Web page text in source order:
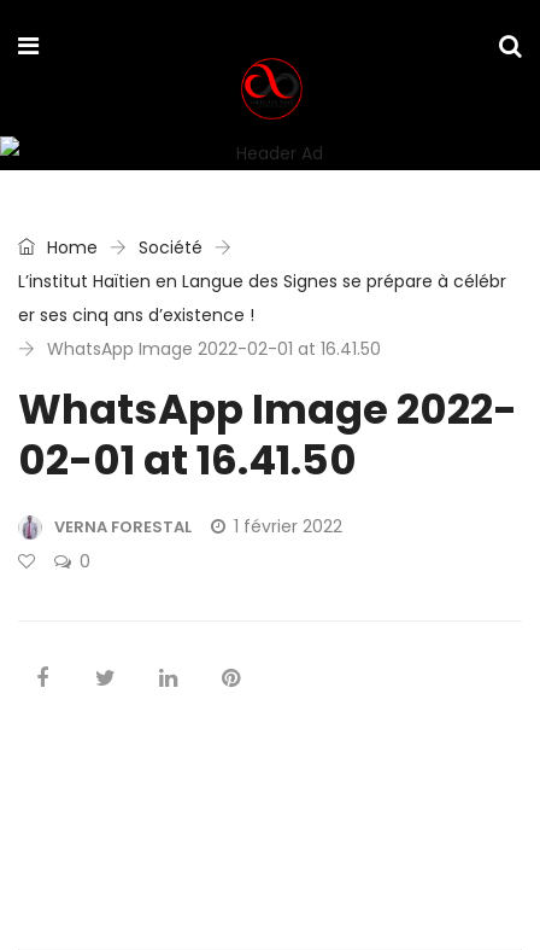
Home
Société
L’institut Haïtien en Langue des Signes se prépare à célébr
er ses cinq ans d’existence !
WhatsApp Image 2022-02-01 at 16.41.50
WhatsApp Image 2022-
02-01 at 16.41.50
VERNA FORESTAL
1 février 2022
0